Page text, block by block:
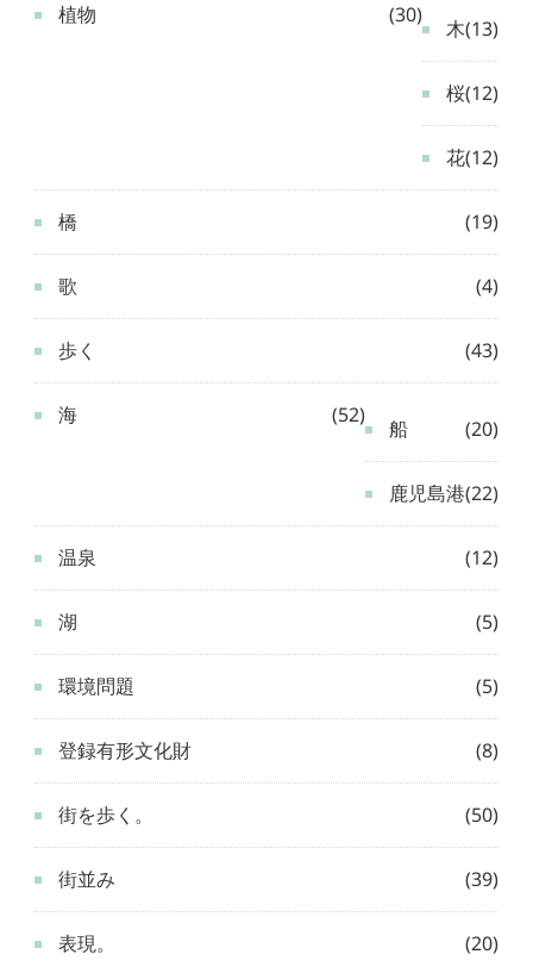
植物 (30)
木(13)
桜(12)
花(12)
橋 (19)
歌 (4)
歩く (43)
海 (52)
船 (20)
鹿児島港(22)
温泉 (12)
湖 (5)
環境問題 (5)
登録有形文化財 (8)
街を歩く。 (50)
街並み (39)
表現。 (20)